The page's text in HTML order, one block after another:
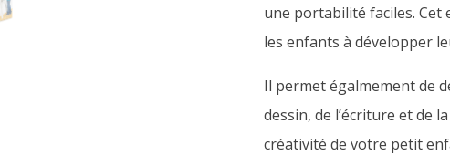
une portabilité faciles.Cet
les enfants à développer
Il permet égalmement de
dessin, de l’écriture et de
créativité de votre petit